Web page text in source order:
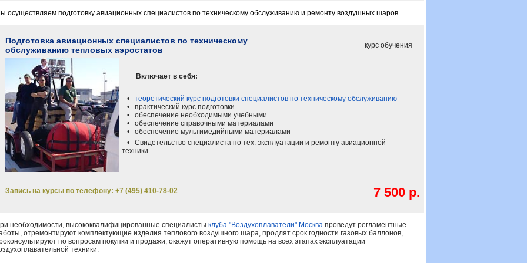
осуществляем подготовку авиационных специалистов по техническому обслуживанию и ремонту воздушных шаров.
Подготовка авиационных специалистов по техническому
обслуживанию тепловых аэростатов
курс обучения
Включает в себя:
• теоретический курс подготовки специалистов по техническому обслуживанию
• практический курс подготовки
• обеспечение необходимыми учебными
• обеспечение справочными материалами
• обеспечение мультимедийными материалами
• Свидетельство специалиста по тех. эксплуатации и ремонту авиационной
техники
Запись на курсы по телефону: +7 (495) 410-78-02 7 500 р.
необходимости, высококвалифицированные специалисты клуба "Воздухоплаватели" Москва проведут регламентные
отремонтируют комплектующие изделия теплового воздушного шара, продлят срок годности газовых баллонов,
по вопросам покупки и продажи, окажут оперативную помощь на всех этапах эксплуатации
техники.